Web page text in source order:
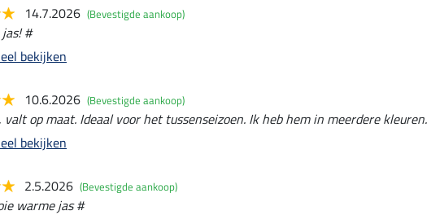
14.7.2026 (Bevestigde aankoop)
#
bekijken
10.6.2026 (Bevestigde aankoop)
valt op maat. Ideaal voor het tussenseizoen. Ik heb hem in meerdere kleuren.
bekijken
2.5.2026 (Bevestigde aankoop)
warme jas #